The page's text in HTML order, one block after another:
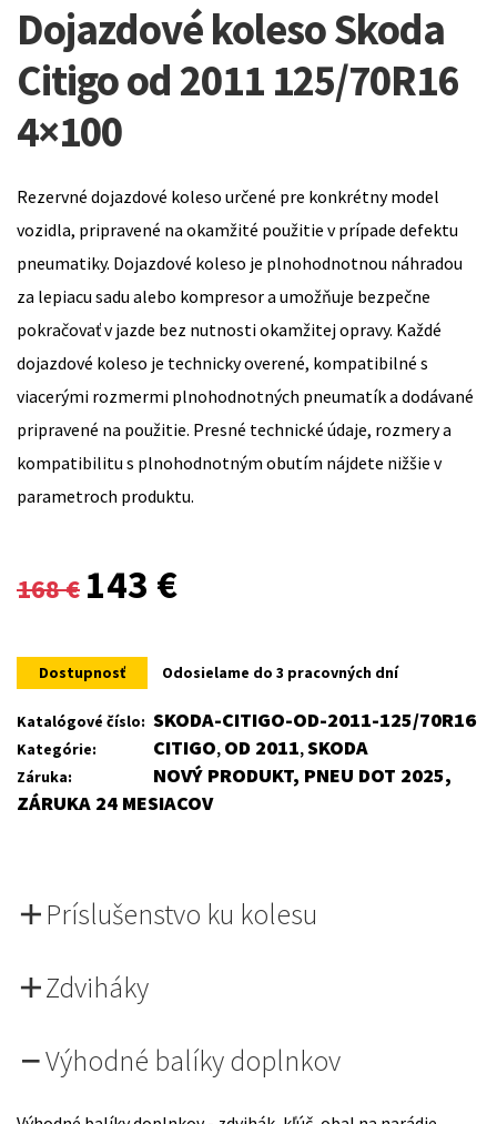
Dojazdové koleso Skoda
Citigo od 2011 125/70R16
4×100
Rezervné dojazdové koleso určené pre konkrétny model
vozidla, pripravené na okamžité použitie v prípade defektu
pneumatiky. Dojazdové koleso je plnohodnotnou náhradou
za lepiacu sadu alebo kompresor a umožňuje bezpečne
pokračovať v jazde bez nutnosti okamžitej opravy. Každé
dojazdové koleso je technicky overené, kompatibilné s
viacerými rozmermi plnohodnotných pneumatík a dodávané
pripravené na použitie. Presné technické údaje, rozmery a
kompatibilitu s plnohodnotným obutím nájdete nižšie v
parametroch produktu.
168€
Original
was:
168 €.
143 €
is:
143 €.
Dostupnosť Odosielame do 3 pracovných dní
Katalógové číslo: SKODA-CITIGO-OD-2011-125/70R16
Kategórie: CITIGO, OD 2011,SKODA
Záruka:
NOVÝ PRODUKT, PNEU DOT 2025,
ZÁRUKA 24 MESIACOV
Príslušenstvo ku kolesu
Zdviháky
Výhodné balíky doplnkov